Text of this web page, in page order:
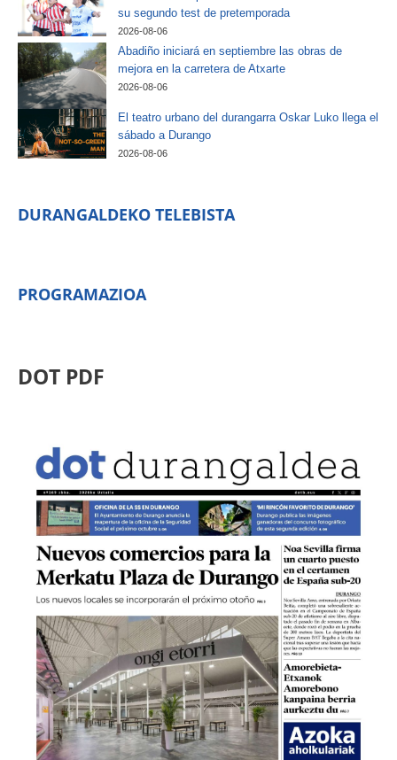
su segundo test de pretemporada
2026-08-06
Abadiño iniciará en septiembre las obras de
mejora en la carretera de Atxarte
2026-08-06
El teatro urbano del durangarra Oskar Luko llega el
sábado a Durango
2026-08-06
DURANGALDEKO TELEBISTA
PROGRAMAZIOA
DOT PDF